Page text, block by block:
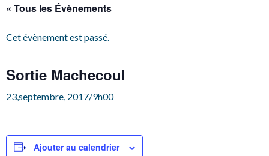
« Tous les Évènements
Cet évènement est passé.
Sortie Machecoul
23,septembre, 2017/9h00
Ajouter au calendrier